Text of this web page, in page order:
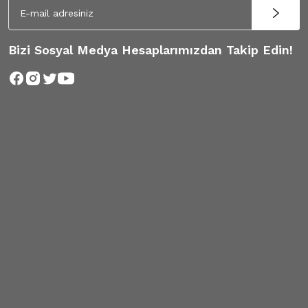
Bizi Sosyal Medya Hesaplarımızdan Takip Edin!